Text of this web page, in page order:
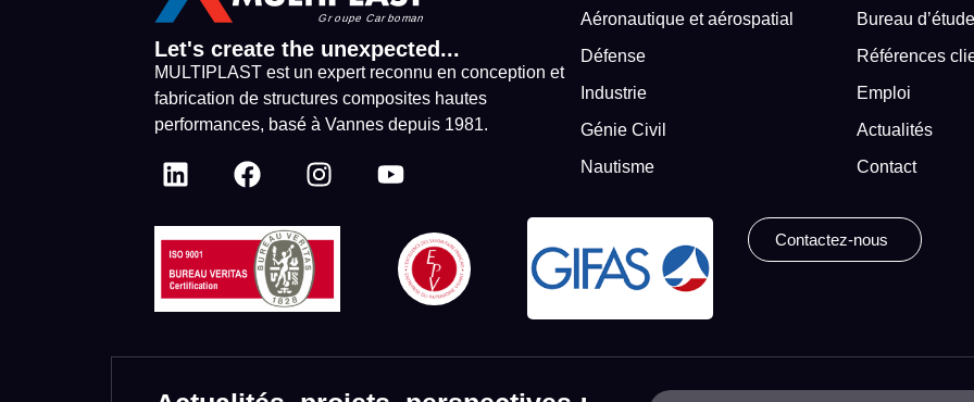
Let's create the unexpected...
MULTIPLAST est un expert reconnu en conception et
fabrication de structures composites hautes
performances, basé à Vannes depuis 1981.
Aéronautique et aérospatial
Défense
Industrie
Génie Civil
Nautisme
Bureau
Références
Emploi
Actualités
Contact
Contactez-nous